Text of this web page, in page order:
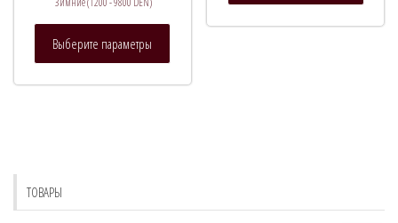
Выберите параметры
ТОВАРЫ